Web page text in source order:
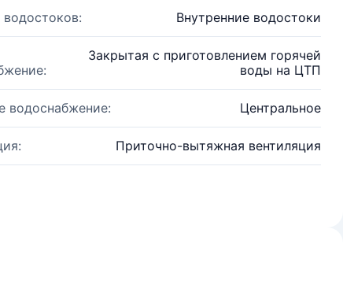
Внутренние водостоки
Закрытая с приготовлением горячей
воды на ЦТП
водоснабжение: Центральное
Приточно-вытяжная вентиляция